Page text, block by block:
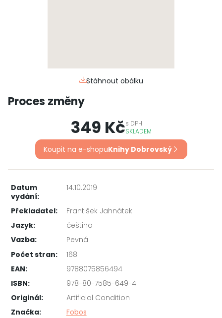
Stáhnout obálku
Proces změny
349 Kčs DPH
SKLADEM
Koupit na e-shopuKnihy Dobrovský
Datum
vydání:
14.10.2019
Překladatel:
František Jahnátek
Jazyk:
čeština
Vazba:
Pevná
Počet stran:
168
EAN:
9788075856494
ISBN:
978-80-7585-649-4
Originál:
Artificial Condition
Značka:
Fobos